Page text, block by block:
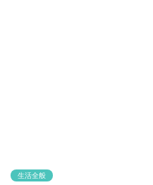
生活全般